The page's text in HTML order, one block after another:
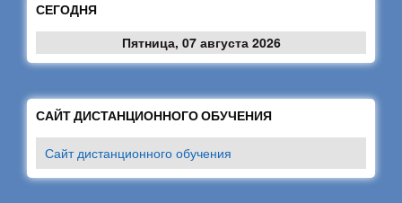
СЕГОДНЯ
Пятница, 07 августа 2026
САЙТ ДИСТАНЦИОННОГО ОБУЧЕНИЯ
Сайт дистанционного обучения